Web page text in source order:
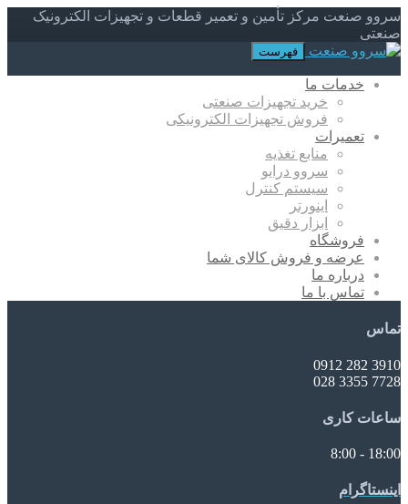
سروو صنعت مرکز تأمین و تعمیر قطعات و تجهیزات الکترونیک
صنعتی
فهرست
خدمات ما
خرید تجهیزات صنعتی
فروش تجهیزات الکترونیکی
تعمیرات
منابع تغذیه
سروو درایو
سیستم کنترل
اینورتر
ابزار دقیق
فروشگاه
عرضه و فروش کالای شما
درباره ما
تماس با ما
تماس
3910 282 0912
7728 3355 028
ساعات کاری
18:00 - 8:00
اینستاگرام